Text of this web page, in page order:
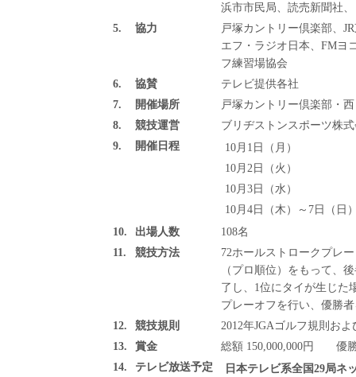
浜市市民局、読売新聞社
5.
協力
戸塚カントリー倶楽部、
エフ・ラジオ日本、FMヨ
フ練習場協会
6.
協賛
テレビ提供各社
7.
開催場所
戸塚カントリー倶楽部・
8.
競技運営
ブリヂストンスポーツ株
9.
開催日程
10月1日（月）
10月2日（火）
10月3日（水）
10月4日（木）～7日（日
10.
出場人数
108名
11.
競技方法
72ホールストロークプレ
（プロ順位）をもって、
了し、1位にタイが生じた
プレーオフを行い、優勝
12.
競技規則
2012年JGAゴルフ規則お
13.
賞金
総額 150,000,000円 優勝
14.
テレビ放送予定
日本テレビ系全国29局ネ